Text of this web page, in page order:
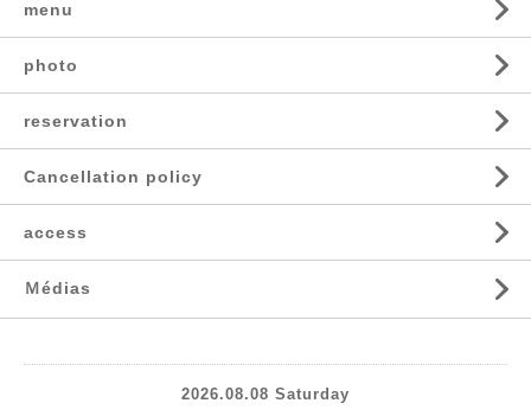
menu
photo
reservation
Cancellation policy
access
Ｍédias
2026.08.08 Saturday